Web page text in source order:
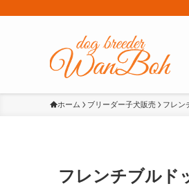
ホーム ブリーダー子犬販売 フレン
フレンチブルド